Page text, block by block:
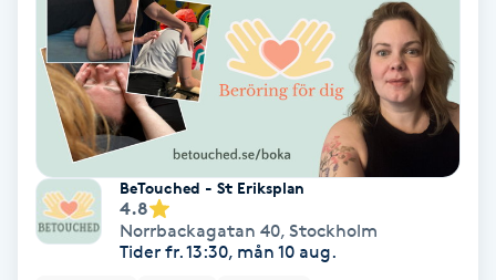
Thaimassage
Toning
Torr hårbotten
BeTouched - St Eriksplan
4.8
Norrbackagatan 40, Stockholm
Tider fr. 13:30, mån 10 aug.